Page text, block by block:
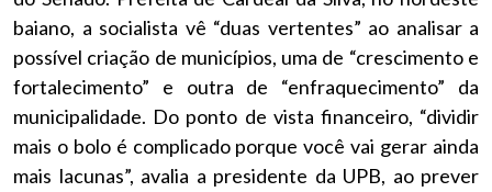
baiano, a socialista vê “duas vertentes” ao analisar a
possível criação de municípios, uma de “crescimento e
fortalecimento” e outra de “enfraquecimento” da
municipalidade. Do ponto de vista financeiro, “dividir
mais o bolo é complicado porque você vai gerar ainda
mais lacunas”, avalia a presidente da UPB, ao prever